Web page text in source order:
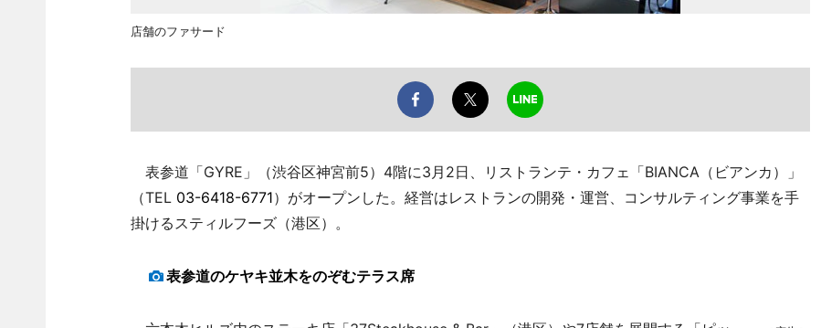
店舗のファサード
表参道「GYRE」（渋谷区神宮前5）4階に3月2日、リストランテ・カフェ「BIANCA（ビアンカ）」
（TEL 03-6418-6771）がオープンした。経営はレストランの開発・運営、コンサルティング事業を手
掛けるスティルフーズ（港区）。
表参道のケヤキ並木をのぞむテラス席